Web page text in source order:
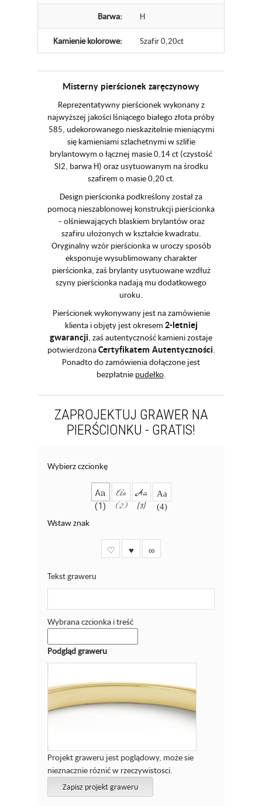
Barwa: H
Kamienie kolorowe: Szafir 0,20ct
Misterny pierścionek zaręczynowy
Reprezentatywny pierścionek wykonany z
najwyższej jakości lśniącego białego złota próby
585, udekorowanego nieskazitelnie mieniącymi
się kamieniami szlachetnymi w szlifie
brylantowym o łącznej masie 0,14 ct (czystość
SI2, barwa H) oraz usytuowanym na środku
szafirem o masie 0,20 ct.
Design pierścionka podkreślony został za
pomocą nieszablonowej konstrukcji pierścionka
– olśniewających blaskiem brylantów oraz
szafiru ułożonych w kształcie kwadratu.
Oryginalny wzór pierścionka w uroczy sposób
eksponuje wysublimowany charakter
pierścionka, zaś brylanty usytuowane wzdłuż
szyny pierścionka nadają mu dodatkowego
uroku.
Pierścionek wykonywany jest na zamówienie
klienta i objęty jest okresem 2-letniej
gwarancji, zaś autentyczność kamieni zostaje
potwierdzonaCertyfikatem Autentyczności.
Ponadto do zamówienia dołączone jest
bezpłatnie pudełko.
ZAPROJEKTUJ GRAWER NA
PIERŚCIONKU - GRATIS!
Wybierz czcionkę
Aa
(1)
Aa
(2)
Aa
(3)
Aa
(4)
Wstaw znak
♡ ♥ ∞
Tekst graweru
Wybrana czcionka i treść
Podgląd graweru
Projekt graweru jest poglądowy, może sie
nieznacznie róznić w rzeczywistosci.
Zapisz projekt graweru